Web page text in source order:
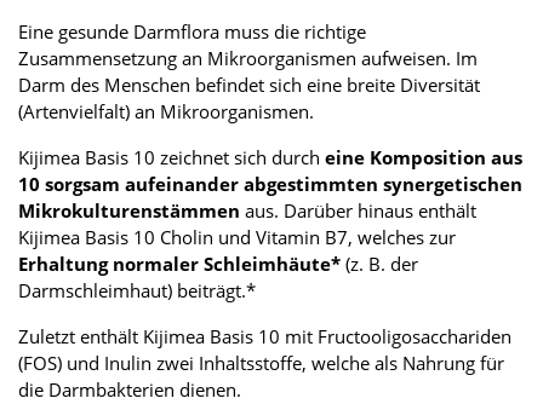
Eine gesunde Darmflora muss die richtige
Zusammensetzung an Mikroorganismen aufweisen. Im
Darm des Menschen befindet sich eine breite Diversität
(Artenvielfalt) an Mikroorganismen.
Kijimea Basis 10 zeichnet sich durch eine Komposition aus
10 sorgsam aufeinander abgestimmten synergetischen
Mikrokulturenstämmen aus. Darüber hinaus enthält
Kijimea Basis 10 Cholin und Vitamin B7, welches zur
Erhaltung normaler Schleimhäute* (z. B. der
Darmschleimhaut) beiträgt.*
Zuletzt enthält Kijimea Basis 10 mit Fructooligosacchariden
(FOS) und Inulin zwei Inhaltsstoffe, welche als Nahrung für
die Darmbakterien dienen.